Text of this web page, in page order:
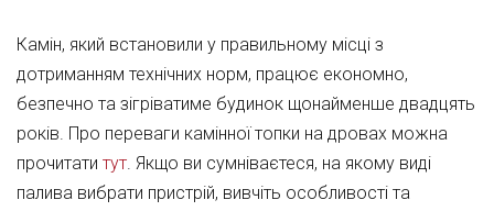
Камін, який встановили у правильному місці з
дотриманням технічних норм, працює економно,
безпечно та зігріватиме будинок щонайменше двадцять
років. Про переваги камінної топки на дровах можна
прочитати тут. Якщо ви сумніваєтеся, на якому виді
палива вибрати пристрій, вивчіть особливості та